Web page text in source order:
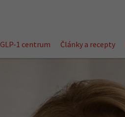
GLP-1 centrum Články a recepty